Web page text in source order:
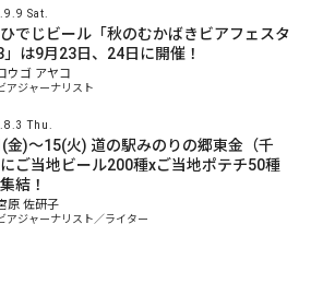
Sat.
でじビール「秋のむかばきビアフェスタ
」は9月23日、24日に開催！
ウゴ アヤコ
アジャーナリスト
Thu.
金)〜15(火) 道の駅みのりの郷東金（千
ご当地ビール200種xご当地ポテチ50種
結！
原 佐研子
アジャーナリスト／ライター